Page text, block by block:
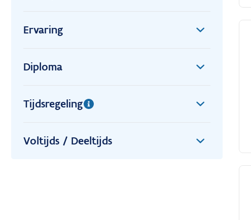
Ervaring
Diploma
Tijdsregeling
Voltijds / Deeltijds